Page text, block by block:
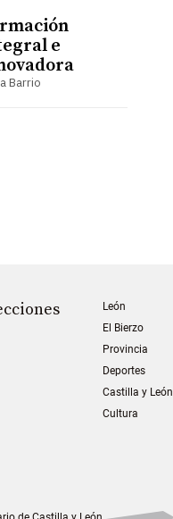
e
Barrio
León
El Bierzo
Provincia
Deportes
Castilla y León
Cultura